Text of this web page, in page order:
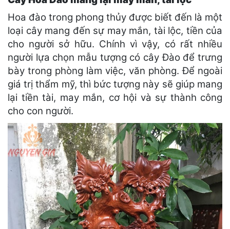
Hoa đào trong phong thủy được biết đến là một
loại cây mang đến sự may mắn, tài lộc, tiền của
cho người sở hữu. Chính vì vậy, có rất nhiều
người lựa chọn mẫu tượng có cây Đào để trưng
bày trong phòng làm việc, văn phòng. Để ngoài
giá trị thẩm mỹ, thì bức tượng này sẽ giúp mang
lại tiền tài, may mắn, cơ hội và sự thành công
cho con người.